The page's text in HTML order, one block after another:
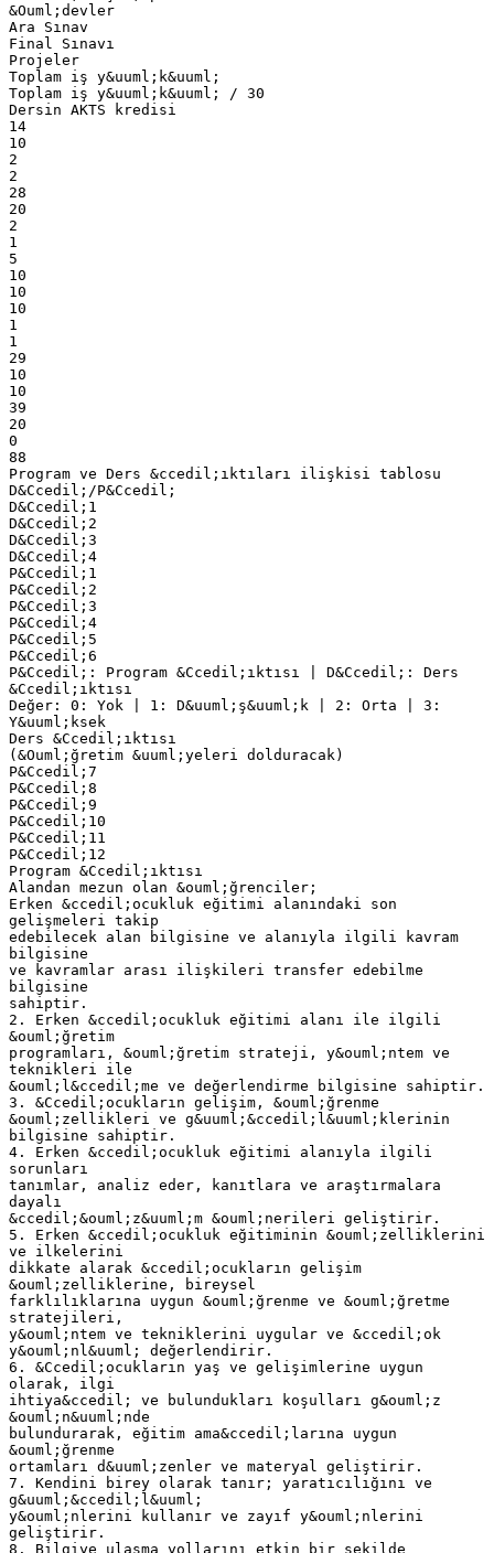
&Ouml;devler
Ara Sınav
Final Sınavı
Projeler
Toplam iş y&uuml;k&uuml;
Toplam iş y&uuml;k&uuml; / 30
Dersin AKTS kredisi
14
10
2
2
28
20
2
1
5
10
10
10
1
1
29
10
10
39
20
0
88
Program ve Ders &ccedil;ıktıları ilişkisi tablosu
D&Ccedil;/P&Ccedil;
D&Ccedil;1
D&Ccedil;2
D&Ccedil;3
D&Ccedil;4
P&Ccedil;1
P&Ccedil;2
P&Ccedil;3
P&Ccedil;4
P&Ccedil;5
P&Ccedil;6
P&Ccedil;: Program &Ccedil;ıktısı | D&Ccedil;: Ders
&Ccedil;ıktısı
Değer: 0: Yok | 1: D&uuml;ş&uuml;k | 2: Orta | 3:
Y&uuml;ksek
Ders &Ccedil;ıktısı
(&Ouml;ğretim &uuml;yeleri dolduracak)
P&Ccedil;7
P&Ccedil;8
P&Ccedil;9
P&Ccedil;10
P&Ccedil;11
P&Ccedil;12
Program &Ccedil;ıktısı
Alandan mezun olan &ouml;ğrenciler;
Erken &ccedil;ocukluk eğitimi alanındaki son
gelişmeleri takip
edebilecek alan bilgisine ve alanıyla ilgili kavram
bilgisine
ve kavramlar arası ilişkileri transfer edebilme
bilgisine
sahiptir.
2. Erken &ccedil;ocukluk eğitimi alanı ile ilgili
&ouml;ğretim
programları, &ouml;ğretim strateji, y&ouml;ntem ve
teknikleri ile
&ouml;l&ccedil;me ve değerlendirme bilgisine sahiptir.
3. &Ccedil;ocukların gelişim, &ouml;ğrenme
&ouml;zellikleri ve g&uuml;&ccedil;l&uuml;klerinin
bilgisine sahiptir.
4. Erken &ccedil;ocukluk eğitimi alanıyla ilgili
sorunları
tanımlar, analiz eder, kanıtlara ve araştırmalara
dayalı
&ccedil;&ouml;z&uuml;m &ouml;nerileri geliştirir.
5. Erken &ccedil;ocukluk eğitiminin &ouml;zelliklerini
ve ilkelerini
dikkate alarak &ccedil;ocukların gelişim
&ouml;zelliklerine, bireysel
farklılıklarına uygun &ouml;ğrenme ve &ouml;ğretme
stratejileri,
y&ouml;ntem ve tekniklerini uygular ve &ccedil;ok
y&ouml;nl&uuml; değerlendirir.
6. &Ccedil;ocukların yaş ve gelişimlerine uygun
olarak, ilgi
ihtiya&ccedil; ve bulundukları koşulları g&ouml;z
&ouml;n&uuml;nde
bulundurarak, eğitim ama&ccedil;larına uygun
&ouml;ğrenme
ortamları d&uuml;zenler ve materyal geliştirir.
7. Kendini birey olarak tanır; yaratıcılığını ve
g&uuml;&ccedil;l&uuml;
y&ouml;nlerini kullanır ve zayıf y&ouml;nlerini
geliştirir.
8. Bilgiye ulaşma yollarını etkin bir şekilde